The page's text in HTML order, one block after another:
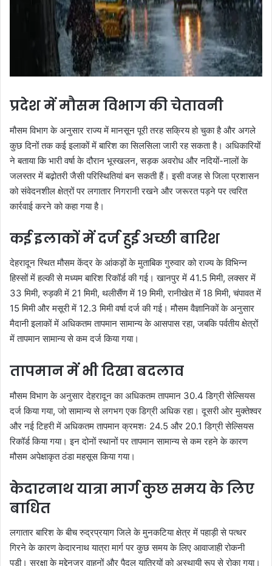
प्रदेश में मौसम विभाग की चेतावनी
मौसम विभाग के अनुसार राज्य में मानसून पूरी तरह सक्रिय हो चुका है और अगले
कुछ दिनों तक कई इलाकों में बारिश का सिलसिला जारी रह सकता है। अधिकारियों
ने बताया कि भारी वर्षा के दौरान भूस्खलन, सड़क अवरोध और नदियों-नालों के
जलस्तर में बढ़ोतरी जैसी परिस्थितियां बन सकती हैं। इसी वजह से जिला प्रशासन
को संवेदनशील क्षेत्रों पर लगातार निगरानी रखने और जरूरत पड़ने पर त्वरित
कार्रवाई करने को कहा गया है।
कई इलाकों में दर्ज हुई अच्छी बारिश
देहरादून स्थित मौसम केंद्र के आंकड़ों के मुताबिक गुरुवार को राज्य के विभिन्न
हिस्सों में हल्की से मध्यम बारिश रिकॉर्ड की गई। खानपुर में 41.5 मिमी, लक्सर में
33 मिमी, रुड़की में 21 मिमी, थलीसैंण में 19 मिमी, रानीखेत में 18 मिमी, चंपावत में
15 मिमी और मसूरी में 12.3 मिमी वर्षा दर्ज की गई। मौसम वैज्ञानिकों के अनुसार
मैदानी इलाकों में अधिकतम तापमान सामान्य के आसपास रहा, जबकि पर्वतीय क्षेत्रों
में तापमान सामान्य से कम दर्ज किया गया।
तापमान में भी दिखा बदलाव
मौसम विभाग के अनुसार देहरादून का अधिकतम तापमान 30.4 डिग्री सेल्सियस
दर्ज किया गया, जो सामान्य से लगभग एक डिग्री अधिक रहा। दूसरी ओर मुक्तेश्वर
और नई टिहरी में अधिकतम तापमान क्रमशः 24.5 और 20.1 डिग्री सेल्सियस
रिकॉर्ड किया गया। इन दोनों स्थानों पर तापमान सामान्य से कम रहने के कारण
मौसम अपेक्षाकृत ठंडा महसूस किया गया।
केदारनाथ यात्रा मार्ग कुछ समय के लिए
बाधित
लगातार बारिश के बीच रुद्रप्रयाग जिले के मुनकटिया क्षेत्र में पहाड़ी से पत्थर
गिरने के कारण केदारनाथ यात्रा मार्ग पर कुछ समय के लिए आवाजाही रोकनी
पड़ी। सुरक्षा के मद्देनजर वाहनों और पैदल यात्रियों को अस्थायी रूप से रोका गया।